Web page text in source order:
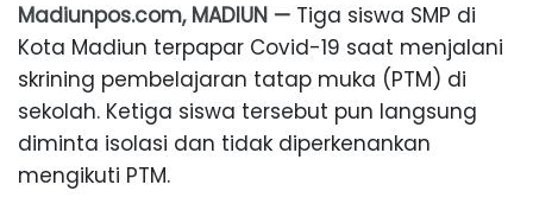
Madiunpos.com, MADIUN — Tiga siswa SMP di
Kota Madiun terpapar Covid-19 saat menjalani
skrining pembelajaran tatap muka (PTM) di
sekolah. Ketiga siswa tersebut pun langsung
diminta isolasi dan tidak diperkenankan
mengikuti PTM.